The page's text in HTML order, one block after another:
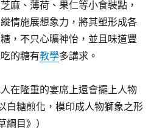
麻、薄荷、果仁等小食裝點，
情施展想象力，將其塑形成各
，不只心曠神怡，並且味道豐
的糖有教學多講求。
在隆重的宴席上還會擺上人物
白糖煎化，模印成人物獅象之形
目》）